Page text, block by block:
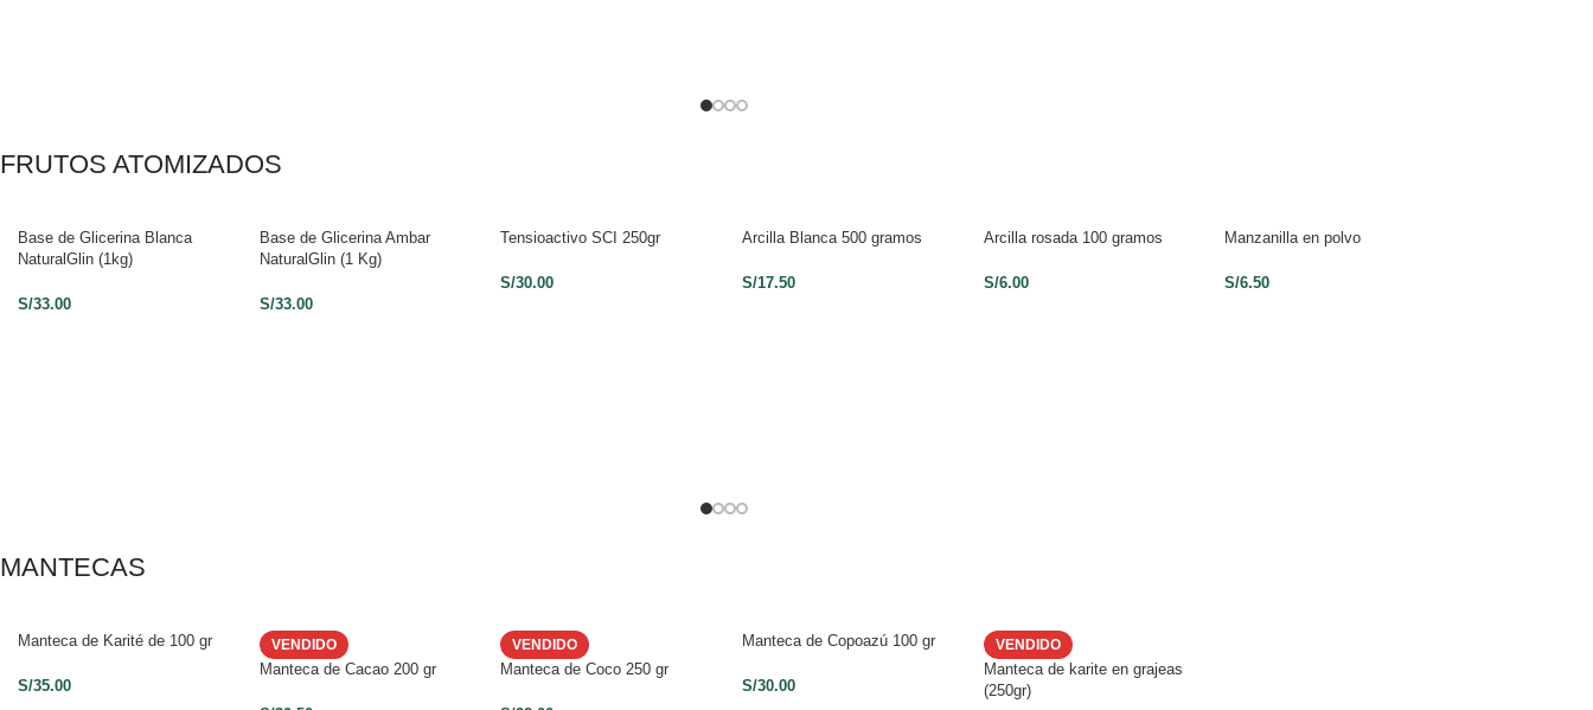
FRUTOS ATOMIZADOS
Base de Glicerina Blanca
NaturalGlin (1kg)
S/33.00
Base de Glicerina Ambar
NaturalGlin (1 Kg)
S/33.00
Tensioactivo SCI 250gr
S/30.00
Arcilla Blanca 500 gramos
S/17.50
Arcilla rosada 100 gramos
S/6.00
Manzanilla en polvo
S/6.50
MANTECAS
Manteca de Karité de 100 gr
S/35.00
VENDIDO
Manteca de Cacao 200 gr
VENDIDO
Manteca de Coco 250 gr
Manteca de Copoazú 100 gr
S/30.00
VENDIDO
Manteca de karite en grajeas
(250gr)